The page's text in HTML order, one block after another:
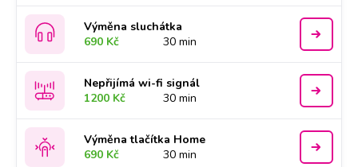
Výměna sluchátka
690 Kč
30 min
Nepřijímá wi-fi signál
1200 Kč
30 min
Výměna tlačítka Home
690 Kč
30 min